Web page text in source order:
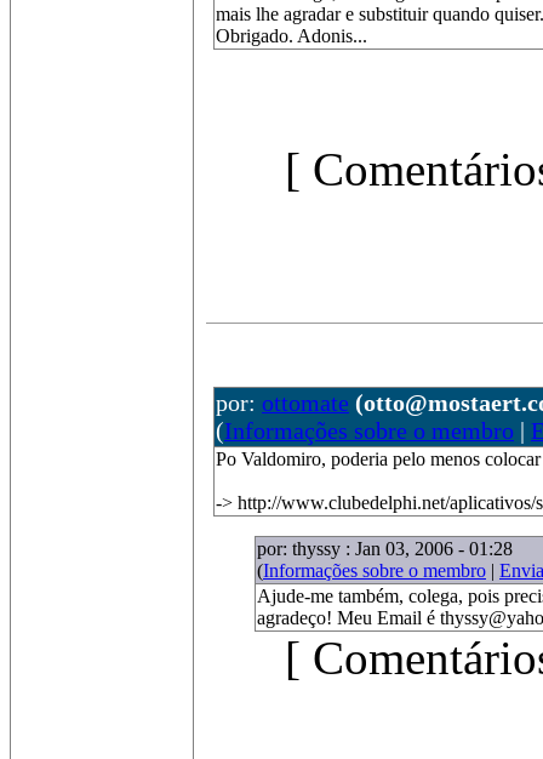
mais lhe agradar e substituir quando
Obrigado. Adonis...
[
por: ottomate
(Informações sobre o membro |
Po Valdomiro, poderia pelo menos
-> http://www.clubedelphi.net/aplicativos/
por: thyssy : Jan 03, 2006 - 01:28
(Informações sobre o membro |
Ajude-me também, colega, pois
agradeço! Meu Email é
[